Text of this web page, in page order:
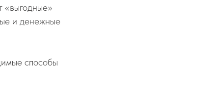
«выгодные»
и денежные
способы